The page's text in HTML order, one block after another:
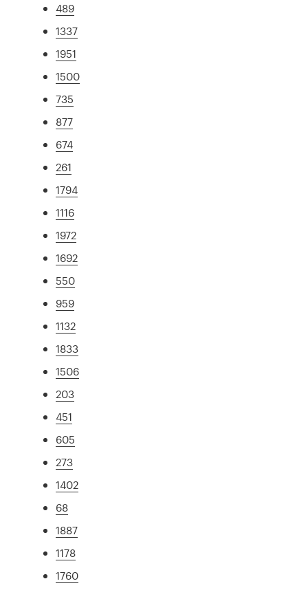
489
1337
1951
1500
735
877
674
261
1794
1116
1972
1692
550
959
1132
1833
1506
203
451
605
273
1402
68
1887
1178
1760